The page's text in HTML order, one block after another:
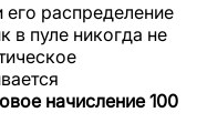
распределение
в пуле никогда не
начисление 100